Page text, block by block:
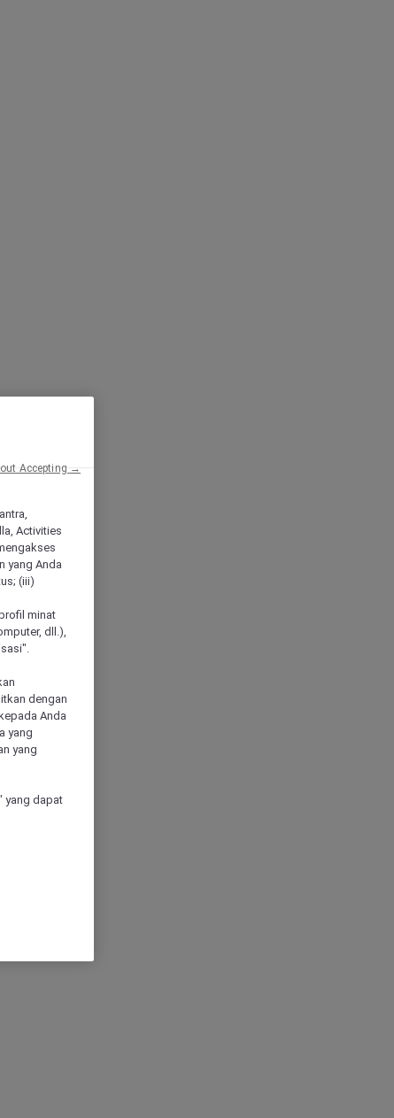
Activities
yang Anda
(iii)
minat
dll.),
dengan
Anda
yang
yang
yang dapat
Accepting →